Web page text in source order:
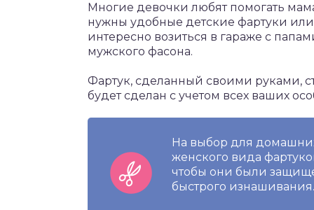
Многие девочки любят помогать
нужны удобные детские фартуки
интересно возиться в гараже с
мужского фасона.
Фартук, сделанный своими руками,
будет сделан с учетом всех ваших
На выбор для
женского вида
чтобы они были
быстрого изнашивания.